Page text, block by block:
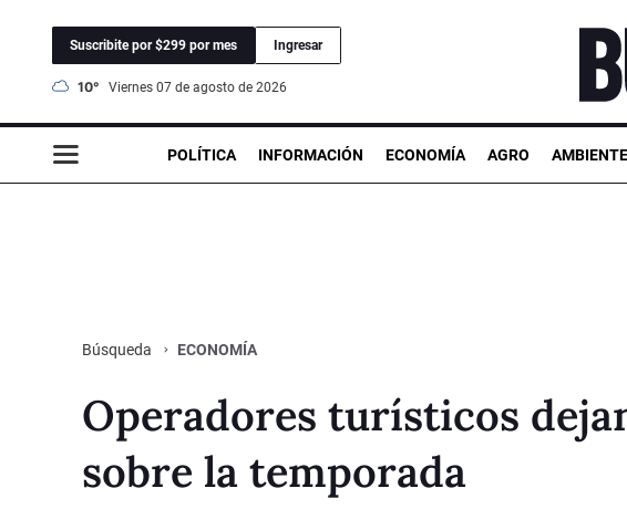
Suscribite por $299 por mes Ingresar
10° viernes 07 de agosto de 2026
POLÍTICA INFORMACIÓN ECONOMÍA AGRO AMBIENTE
Búsqueda ECONOMÍA
Operadores turísticos
sobre la temporada